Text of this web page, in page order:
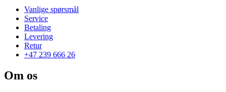
Vanlige spørsmål
Service
Betaling
Levering
Retur
+47 239 666 26
Om os